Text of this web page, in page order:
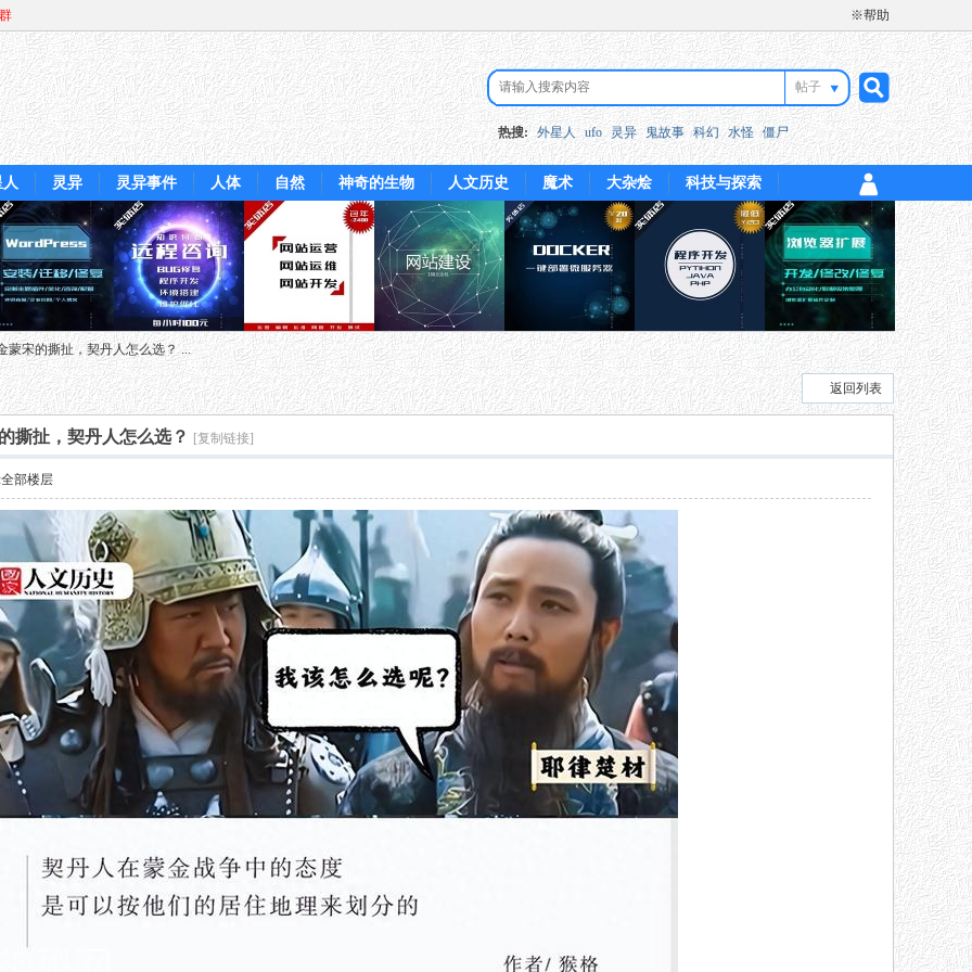
※帮助
帖子
搜
索
热搜: 外星人 ufo 灵异 鬼故事 科幻 水怪 僵尸
灵异 灵异事件 人体 自然 神奇的生物 人文历史 魔术 大杂烩 科技与探索
蒙宋的撕扯，契丹人怎么选？ ...
返回列表
撕扯，契丹人怎么选？ [复制链接]
部楼层